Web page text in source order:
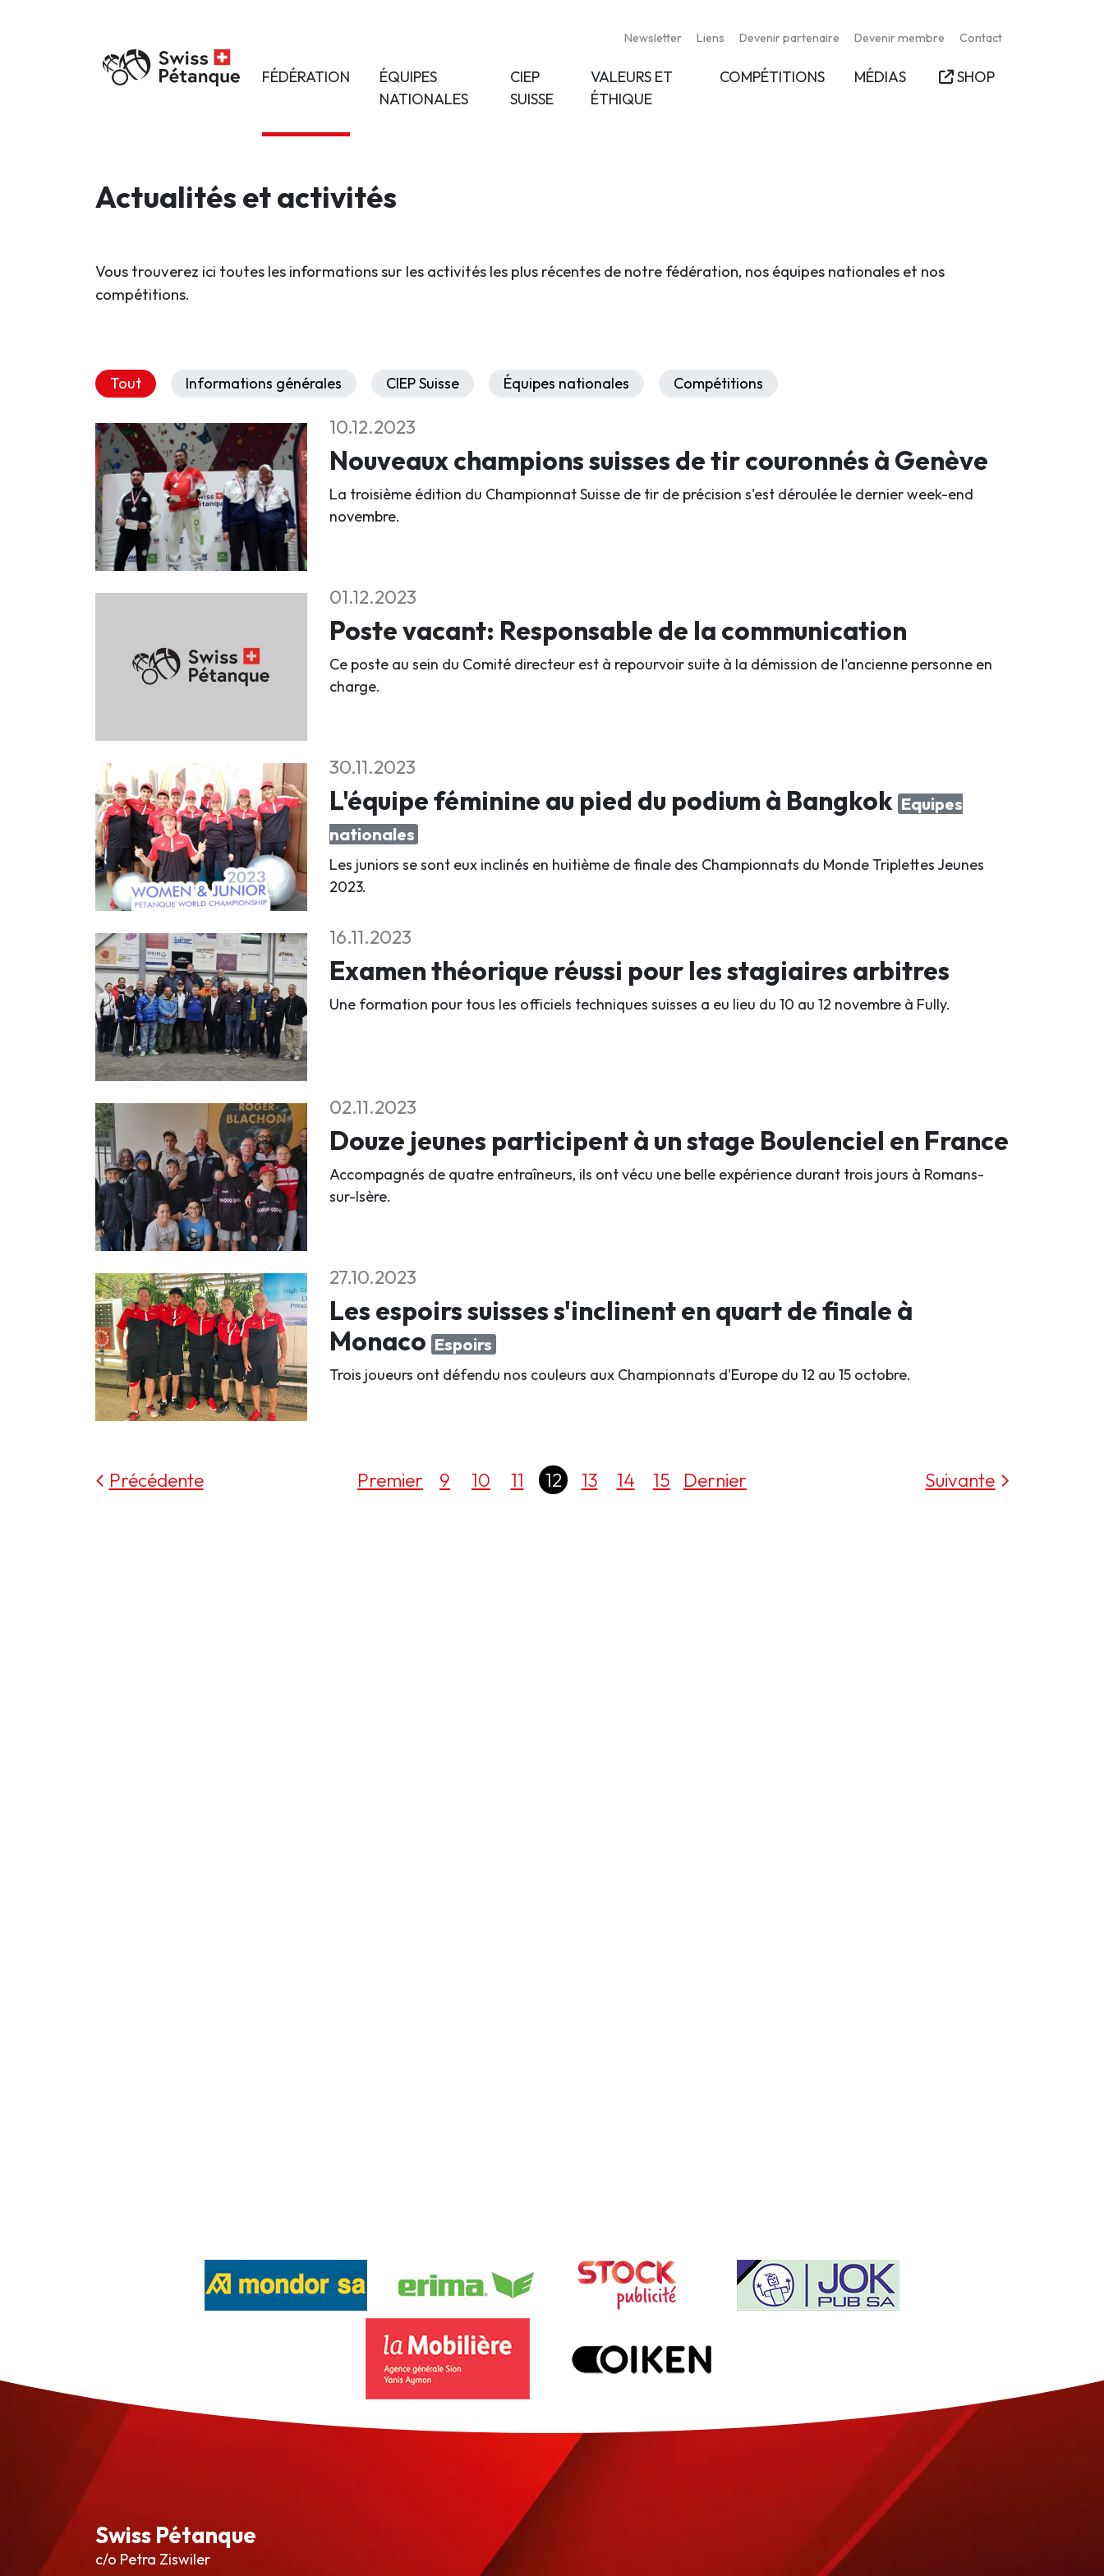
Newsletter Liens Devenir partenaire Devenir membre Contact
FÉDÉRATION
ÉQUIPES
NATIONALES
CIEP
SUISSE
VALEURS ET
ÉTHIQUE
COMPÉTITIONS MÉDIAS SHOP
Actualités et activités
Vous trouverez ici toutes les informations sur les activités les plus récentes de notre fédération, nos équipes nationales et nos
compétitions.
Tout Informations générales CIEP Suisse Équipes nationales Compétitions
10.12.2023
Nouveaux champions suisses de tir couronnés à Genève
La troisième édition du Championnat Suisse de tir de précision s'est déroulée le dernier week-end
novembre.
01.12.2023
Poste vacant: Responsable de la communication
Ce poste au sein du Comité directeur est à repourvoir suite à la démission de l'ancienne personne en
charge.
30.11.2023
L'équipe féminine au pied du podium à Bangkok Equipes
nationales
Les juniors se sont eux inclinés en huitième de finale des Championnats du Monde Triplettes Jeunes
2023.
16.11.2023
Examen théorique réussi pour les stagiaires arbitres
Une formation pour tous les officiels techniques suisses a eu lieu du 10 au 12 novembre à Fully.
02.11.2023
Douze jeunes participent à un stage Boulenciel en France
Accompagnés de quatre entraîneurs, ils ont vécu une belle expérience durant trois jours à Romans-
sur-Isère.
27.10.2023
Les espoirs suisses s'inclinent en quart de finale à
Monaco Espoirs
Trois joueurs ont défendu nos couleurs aux Championnats d'Europe du 12 au 15 octobre.
Précédente Premier 9 10 11 12 13 14 15 Dernier Suivante
Swiss Pétanque
c/o Petra Ziswiler